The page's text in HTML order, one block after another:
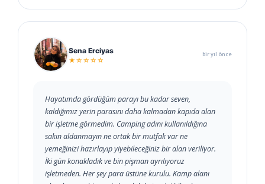
Sena Erciyas
★☆☆☆☆
bir yıl önce
Hayatımda gördüğüm parayı bu kadar seven,
kaldığımız yerin parasını daha kalmadan kapıda alan
bir işletme görmedim. Camping adını kullanıldığına
sakın aldanmayın ne ortak bir mutfak var ne
yemeğinizi hazırlayıp yiyebileceğiniz bir alan veriliyor.
İki gün konakladık ve bin pişman ayrılıyoruz
işletmeden. Her şey para üstüne kurulu. Kamp alanı